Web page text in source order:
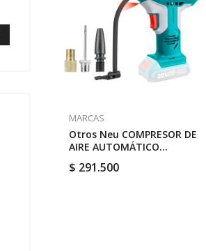
MARCAS
Otros Neu COMPRESOR DE
AIRE AUTOMÁTICO
TACLI2001
$ 291.500